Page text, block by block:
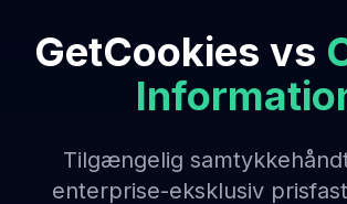
GetCookies vs
Tilgængelig
enterprise-eksklusiv